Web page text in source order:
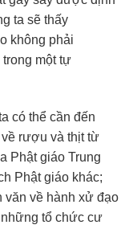
ta sẽ thấy
không phải
mộttự
có thể cần đến
rượu và thịttừ
Phật giáo Trung
Phật giáo khác;
văn về hành xử đạo
tổ chức cư